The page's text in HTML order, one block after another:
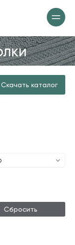
Скачать каталог
Сбросить